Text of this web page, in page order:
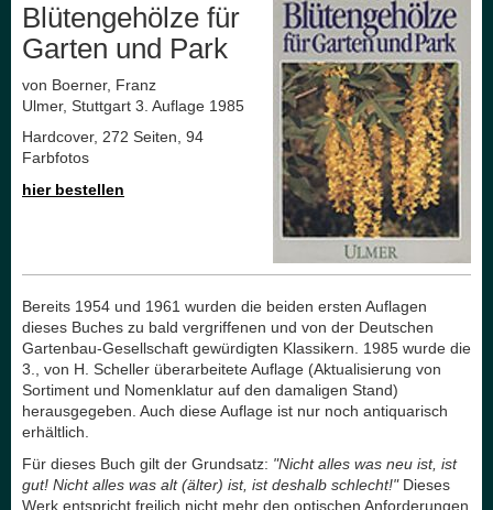
Blütengehölze für
Garten und Park
von Boerner, Franz
Ulmer, Stuttgart 3. Auflage 1985
Hardcover, 272 Seiten, 94
Farbfotos
hier bestellen
Bereits 1954 und 1961 wurden die beiden ersten Auflagen
dieses Buches zu bald vergriffenen und von der Deutschen
Gartenbau-Gesellschaft gewürdigten Klassikern. 1985 wurde die
3., von H. Scheller überarbeitete Auflage (Aktualisierung von
Sortiment und Nomenklatur auf den damaligen Stand)
herausgegeben. Auch diese Auflage ist nur noch antiquarisch
erhältlich.
Für dieses Buch gilt der Grundsatz: "Nicht alles was neu ist, ist
gut! Nicht alles was alt (älter) ist, ist deshalb schlecht!"Dieses
Werk entspricht freilich nicht mehr den optischen Anforderungen